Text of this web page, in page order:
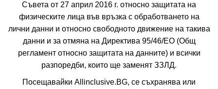
❮ ❯
Съвета от 27 април 2016 г. относно защитата на
физическите лица във връзка с обработването на
лични данни и относно свободното движение на такива
данни и за отмяна на Директива 95/46/EО (Общ
регламент относно защитата на данните) и всички
разпоредби, които ще заменят ЗЗЛД.
Посещавайки Allinclusive.BG, се съхранява или